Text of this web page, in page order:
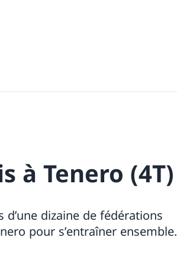
à Tenero (4T)
dizaine de fédérations
pour s’entraîner ensemble.